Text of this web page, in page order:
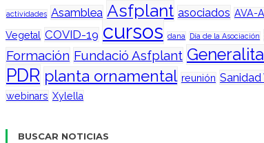
actividades Asamblea Asfplant asociados AVA-
Vegetal
COVID-19 cursos dana Día de la Asociación
Formación Fundació Asfplant
PDR planta ornamental reunión
webinars Xylella
BUSCAR NOTICIAS